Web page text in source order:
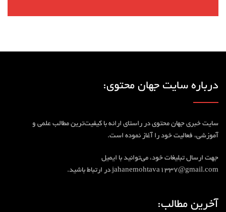
درباره سایت جهان محتوی:
سایت خبری جهان محتوی در راستای ارائه با کیفیت‎‌ترین مطالب علمی و
آموزشی، فعالیت خود را آغاز نموده است.
جهت ارسال تبلیغات خود، می‌توانید با ایمیل
jahanemohtava1337@gmail.com در ارتباط باشید.
آخرین مطالب: